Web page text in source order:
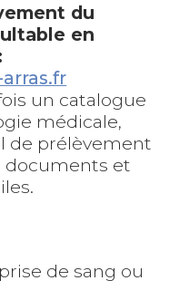
du
en
un catalogue
médicale,
de prélèvement
documents et
de sang ou